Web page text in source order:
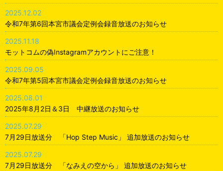
2025.12.02
令和7年第6回本宮市議会定例会録音放送のお知らせ
2025.11.18
モットコムの偽Instagramアカウントにご注意！
2025.09.05
令和7年第5回本宮市議会定例会録音放送のお知らせ
2025.08.01
2025年8月2日＆3日 中継放送のお知らせ
2025.07.29
7月29日放送分 「Hop Step Music」 追加放送のお知らせ
2025.07.29
7月29日放送分 「なみえの空から」 追加放送のお知らせ